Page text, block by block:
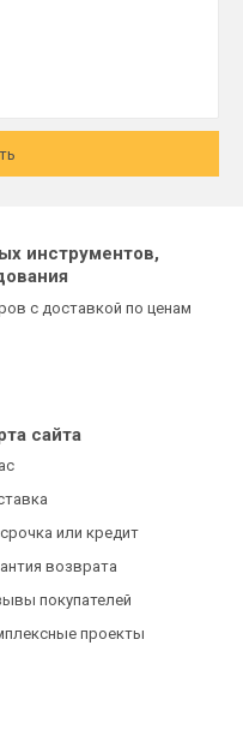
инструментов,
с доставкой по ценам
сайта
или кредит
возврата
покупателей
проекты